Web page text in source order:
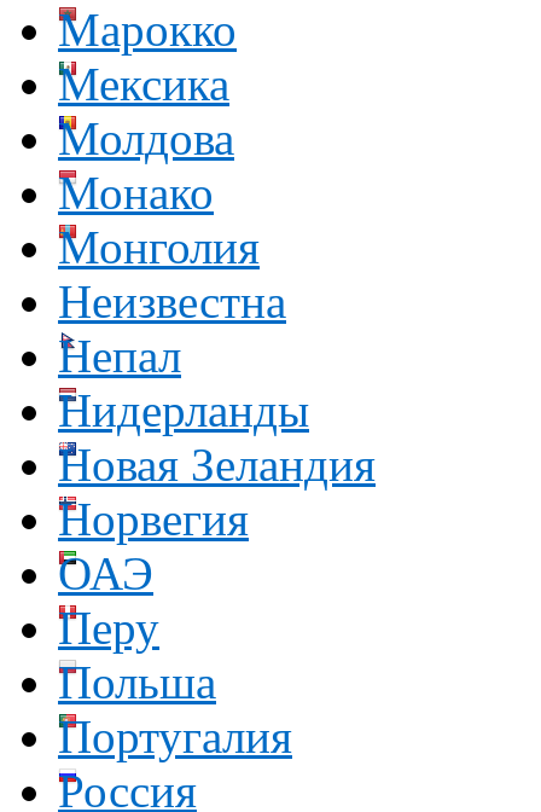
Марокко
Мексика
Молдова
Монако
Монголия
Неизвестна
Непал
Нидерланды
Новая Зеландия
Норвегия
ОАЭ
Перу
Польша
Португалия
Россия